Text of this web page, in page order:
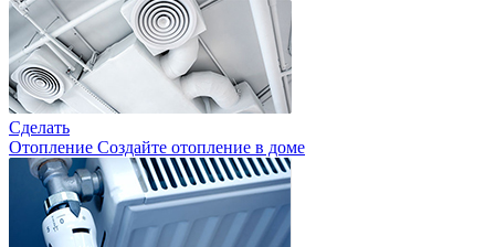
Сделать
Отопление Создайте отопление в доме